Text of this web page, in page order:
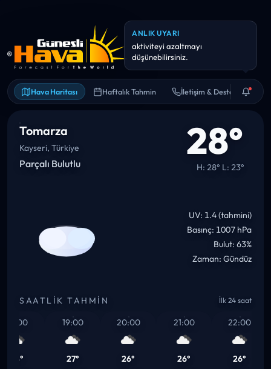
Hava Haritası Haftalık Tahmin İletişim & Destek
BILGI
Önümüzdeki 12 saat içinde
sıcaklık ~11° düşebilir.
Tomarza
Kayseri, Türkiye
Parçalı Bulutlu 28°
H: 28° L: 23°
UV: 1.4 (tahmini)
Basınç: 1007 hPa
Bulut: 63%
Zaman: Gündüz
SAATLIK TAHMIN İlk 24 saat
19:00
27°
20:00
26°
21:00
26°
22:00
26°